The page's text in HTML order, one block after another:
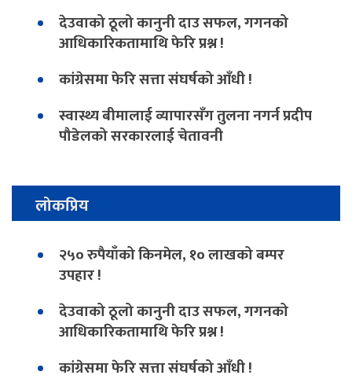
देउवाको ठूलो कानुनी दाउ सफल, गगनको
आधिकारिकतामाथि फेरि प्रश्न !
कांग्रेसमा फेरि सत्ता संघर्षको आँधी !
स्वास्थ्य बीमालाई व्यापारसँग तुलना नगर्न प्रदीप
पौडेलको सरकारलाई चेतावनी
लोकप्रिय
२५० रुपैयाँको किनमेल, १० लाखको बम्पर
उपहार !
देउवाको ठूलो कानुनी दाउ सफल, गगनको
आधिकारिकतामाथि फेरि प्रश्न !
कांग्रेसमा फेरि सत्ता संघर्षको आँधी !